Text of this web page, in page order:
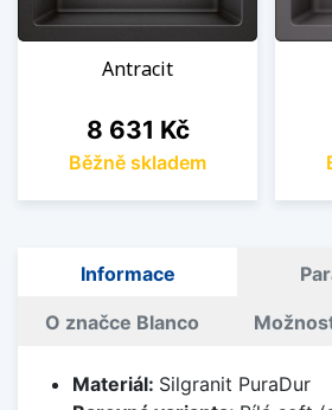
Antracit
Cena
8 631 Kč
Běžně skladem
Informace
O značce Blanco
Materiál: Silgranit PuraDur